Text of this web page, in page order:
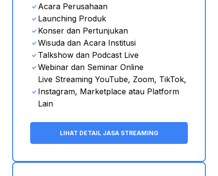
Acara Perusahaan
Launching Produk
Konser dan Pertunjukan
Wisuda dan Acara Institusi
Talkshow dan Podcast Live
Webinar dan Seminar Online
Live Streaming YouTube, Zoom, TikTok,
Instagram, Marketplace atau Platform
Lain
LIHAT DETAIL JASA STREAMING